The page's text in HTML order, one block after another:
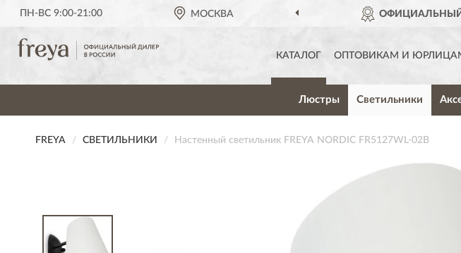
ПН-ВС 9:00-21:00 МОСКВА
КАТАЛОГ ОПТОВИКАМ И
Люстры Светильники
FREYA СВЕТИЛЬНИКИ Настенный светильник FREYA NORDIC FR5127WL-02B